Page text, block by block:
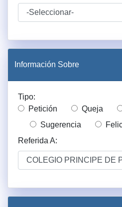
Información Sobre
Tipo:
Petición
Queja
Sugerencia
Referida A: